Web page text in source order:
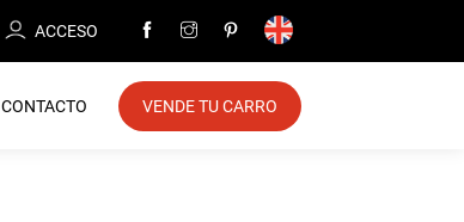
ACCESO
CONTACTO VENDE TU CARRO